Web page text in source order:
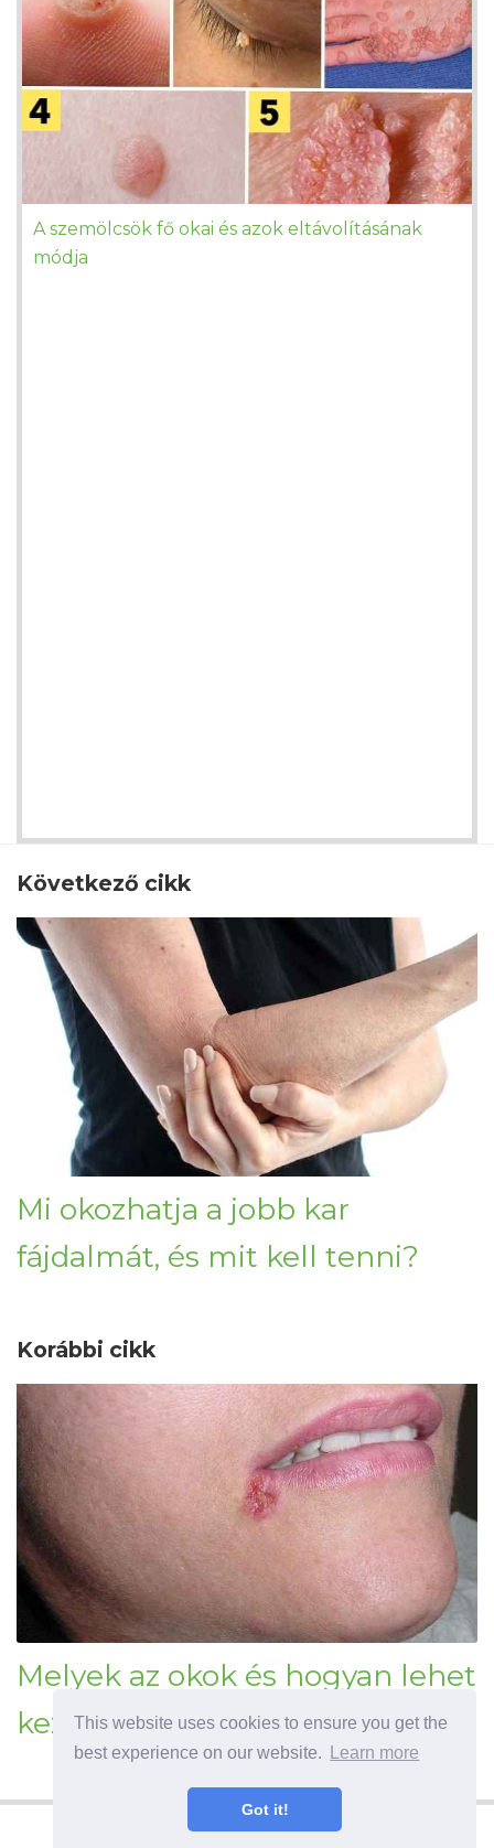
This website uses cookies to ensure you get the
best experience on our website.
Learn more
Got it!
A szemölcsök fő okai és azok eltávolításának
módja
Következő cikk
Mi okozhatja a jobb kar
fájdalmát, és mit kell tenni?
Korábbi cikk
Melyek az okok és hogyan lehet
kezelni a szögletes cheilitist?